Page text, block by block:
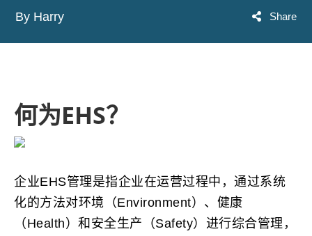
By Harry Share
何为EHS？
企业EHS管理是指企业在运营过程中，通过系统
化的方法对环境（Environment）、健康
（Health）和安全生产（Safety）进行综合管理，